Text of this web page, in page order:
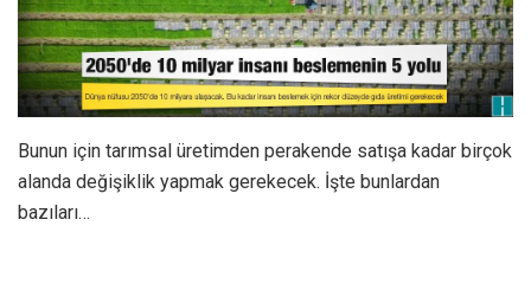
Bunun için tarımsal üretimden perakende satışa kadar birçok
alanda değişiklik yapmak gerekecek. İşte bunlardan
bazıları…